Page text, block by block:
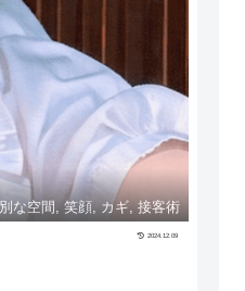
な空間, 笑顔, カギ, 接客術
2024.12.09